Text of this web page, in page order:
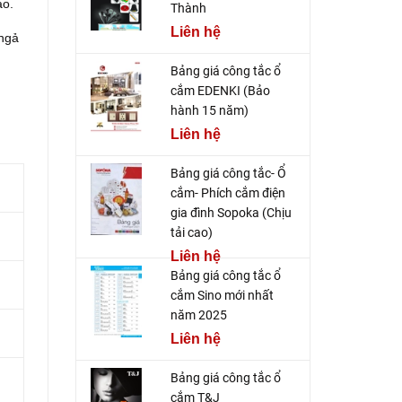
Thành
Liên hệ
Bảng giá công tắc ổ
cắm EDENKI (Bảo
hành 15 năm)
Liên hệ
Bảng giá công tắc- Ổ
cắm- Phích cắm điện
gia đình Sopoka (Chịu
tải cao)
Liên hệ
Bảng giá công tắc ổ
cắm Sino mới nhất
năm 2025
Liên hệ
Bảng giá công tắc ổ
cắm T&J